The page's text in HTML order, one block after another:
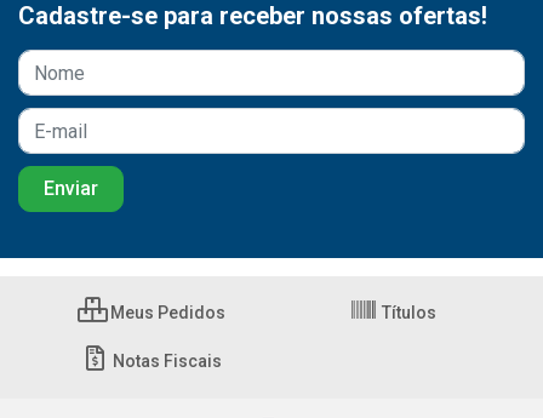
Cadastre-se para receber nossas ofertas!
Meus Pedidos Títulos
Notas Fiscais